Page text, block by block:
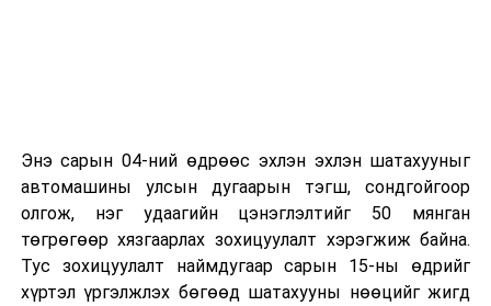
Энэ сарын 04-ний өдрөөс эхлэн эхлэн шатахууныг
автомашины улсын дугаарын тэгш, сондгойгоор
олгож, нэг удаагийн цэнэглэлтийг 50 мянган
төгрөгөөр хязгаарлах зохицуулалт хэрэгжиж байна.
Тус зохицуулалт наймдугаар сарын 15-ны өдрийг
хүртэл үргэлжлэх бөгөөд шатахууны нөөцийг жигд